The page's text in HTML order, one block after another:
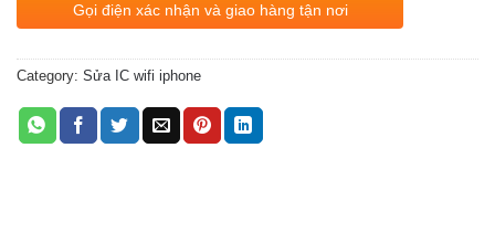
Gọi điện xác nhận và giao hàng tận nơi
Category: Sửa IC wifi iphone